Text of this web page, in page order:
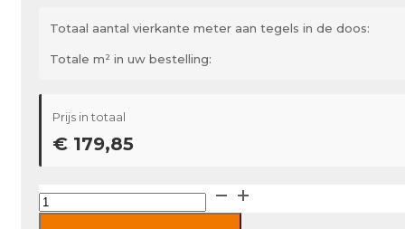
Totaal aantal vierkante meter aan tegels in de doos:
Totale m² in uw bestelling:
Prijs in totaal
€ 179,85
castelvetro
aequa